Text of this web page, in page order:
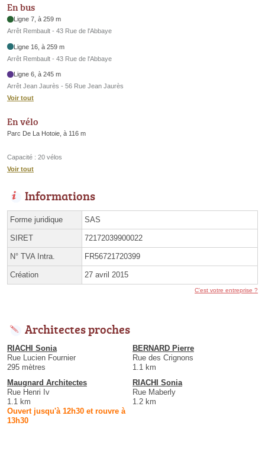
En bus
Ligne 7, à 259 m
Arrêt Rembault - 43 Rue de l'Abbaye
Ligne 16, à 259 m
Arrêt Rembault - 43 Rue de l'Abbaye
Ligne 6, à 245 m
Arrêt Jean Jaurès - 56 Rue Jean Jaurès
Voir tout
En vélo
Parc De La Hotoie, à 116 m
Capacité : 20 vélos
Voir tout
Informations
Forme juridique SAS
SIRET 72172039900022
N° TVA Intra. FR56721720399
Création 27 avril 2015
C'est votre entreprise ?
Architectes proches
RIACHI Sonia
Rue Lucien Fournier
295 mètres
BERNARD Pierre
Rue des Crignons
1.1 km
Maugnard Architectes
Rue Henri Iv
1.1 km
Ouvert jusqu'à 12h30 et rouvre à
13h30
RIACHI Sonia
Rue Maberly
1.2 km